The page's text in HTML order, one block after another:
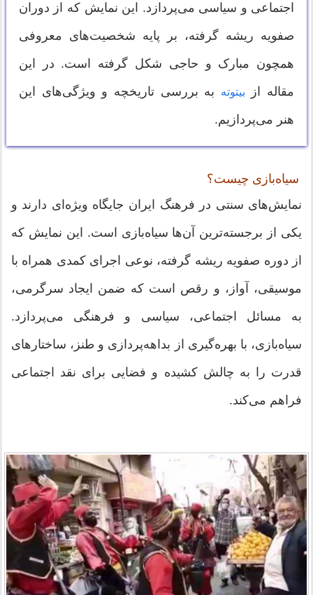
اجتماعی و سیاسی می‌پردازد. این نمایش که از دوران
صفویه ریشه گرفته، بر پایه شخصیت‌های معروفی
همچون مبارک و حاجی شکل گرفته است. در این
مقاله از
بیتوته
به بررسی تاریخچه و ویژگی‌های این
هنر می‌پردازیم.
سیاه‌بازی چیست؟
نمایش‌های سنتی در فرهنگ ایران جایگاه ویژه‌ای دارند و
یکی از برجسته‌ترین آن‌ها سیاه‌بازی است. این نمایش که
از دوره صفویه ریشه گرفته، نوعی اجرای کمدی همراه با
موسیقی، آواز، و رقص است که ضمن ایجاد سرگرمی،
به مسائل اجتماعی، سیاسی و فرهنگی می‌پردازد.
سیاه‌بازی، با بهره‌گیری از بداهه‌پردازی و طنز، ساختارهای
قدرت را به چالش کشیده و فضایی برای نقد اجتماعی
فراهم می‌کند.